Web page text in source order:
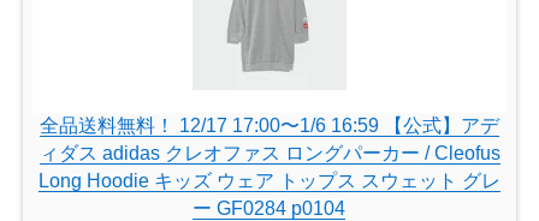
全品送料無料！ 12/17 17:00〜1/6 16:59 【公式】アデ
ィダス adidas クレオファス ロングパーカー / Cleofus
Long Hoodie キッズ ウェア トップス スウェット グレ
ー GF0284 p0104